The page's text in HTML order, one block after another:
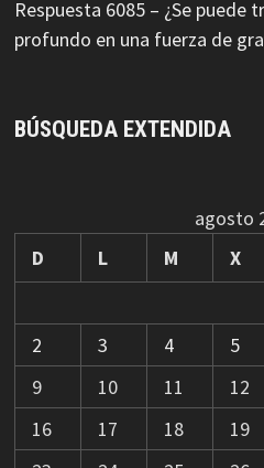
Respuesta 6085 – ¿Se
profundo en una fuerza de
BÚSQUEDA EXTENDIDA
agosto
D
L M X
2
3 4 5
9
10 11 12
16
17 18 19